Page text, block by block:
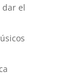
dar el